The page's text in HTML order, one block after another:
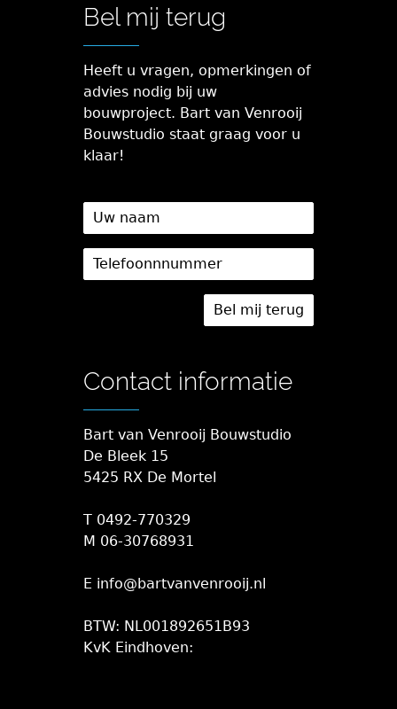
Bel mij terug
Heeft u vragen, opmerkingen of
advies nodig bij uw
bouwproject. Bart van Venrooij
Bouwstudio staat graag voor u
klaar!
Contact informatie
Bart van Venrooij Bouwstudio
De Bleek 15
5425 RX De Mortel
T 0492-770329
M 06-30768931
E info@bartvanvenrooij.nl
BTW: NL001892651B93
KvK Eindhoven: